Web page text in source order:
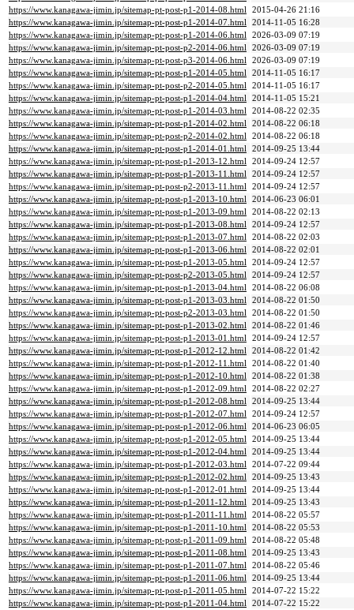
https://www.kanagawa-jimin.jp/sitemap-pt-post-p1-2014-08.html 2015-04-26 21:16
https://www.kanagawa-jimin.jp/sitemap-pt-post-p1-2014-07.html 2014-11-05 16:28
https://www.kanagawa-jimin.jp/sitemap-pt-post-p1-2014-06.html 2026-03-09 07:19
https://www.kanagawa-jimin.jp/sitemap-pt-post-p2-2014-06.html 2026-03-09 07:19
https://www.kanagawa-jimin.jp/sitemap-pt-post-p3-2014-06.html 2026-03-09 07:19
https://www.kanagawa-jimin.jp/sitemap-pt-post-p1-2014-05.html 2014-11-05 16:17
https://www.kanagawa-jimin.jp/sitemap-pt-post-p2-2014-05.html 2014-11-05 16:17
https://www.kanagawa-jimin.jp/sitemap-pt-post-p1-2014-04.html 2014-11-05 15:21
https://www.kanagawa-jimin.jp/sitemap-pt-post-p1-2014-03.html 2014-08-22 02:35
https://www.kanagawa-jimin.jp/sitemap-pt-post-p1-2014-02.html 2014-08-22 06:18
https://www.kanagawa-jimin.jp/sitemap-pt-post-p2-2014-02.html 2014-08-22 06:18
https://www.kanagawa-jimin.jp/sitemap-pt-post-p1-2014-01.html 2014-09-25 13:44
https://www.kanagawa-jimin.jp/sitemap-pt-post-p1-2013-12.html 2014-09-24 12:57
https://www.kanagawa-jimin.jp/sitemap-pt-post-p1-2013-11.html 2014-09-24 12:57
https://www.kanagawa-jimin.jp/sitemap-pt-post-p2-2013-11.html 2014-09-24 12:57
https://www.kanagawa-jimin.jp/sitemap-pt-post-p1-2013-10.html 2014-06-23 06:01
https://www.kanagawa-jimin.jp/sitemap-pt-post-p1-2013-09.html 2014-08-22 02:13
https://www.kanagawa-jimin.jp/sitemap-pt-post-p1-2013-08.html 2014-09-24 12:57
https://www.kanagawa-jimin.jp/sitemap-pt-post-p1-2013-07.html 2014-08-22 02:03
https://www.kanagawa-jimin.jp/sitemap-pt-post-p1-2013-06.html 2014-08-22 02:01
https://www.kanagawa-jimin.jp/sitemap-pt-post-p1-2013-05.html 2014-09-24 12:57
https://www.kanagawa-jimin.jp/sitemap-pt-post-p2-2013-05.html 2014-09-24 12:57
https://www.kanagawa-jimin.jp/sitemap-pt-post-p1-2013-04.html 2014-08-22 06:08
https://www.kanagawa-jimin.jp/sitemap-pt-post-p1-2013-03.html 2014-08-22 01:50
https://www.kanagawa-jimin.jp/sitemap-pt-post-p2-2013-03.html 2014-08-22 01:50
https://www.kanagawa-jimin.jp/sitemap-pt-post-p1-2013-02.html 2014-08-22 01:46
https://www.kanagawa-jimin.jp/sitemap-pt-post-p1-2013-01.html 2014-09-24 12:57
https://www.kanagawa-jimin.jp/sitemap-pt-post-p1-2012-12.html 2014-08-22 01:42
https://www.kanagawa-jimin.jp/sitemap-pt-post-p1-2012-11.html 2014-08-22 01:40
https://www.kanagawa-jimin.jp/sitemap-pt-post-p1-2012-10.html 2014-08-22 01:38
https://www.kanagawa-jimin.jp/sitemap-pt-post-p1-2012-09.html 2014-08-22 02:27
https://www.kanagawa-jimin.jp/sitemap-pt-post-p1-2012-08.html 2014-09-25 13:44
https://www.kanagawa-jimin.jp/sitemap-pt-post-p1-2012-07.html 2014-09-24 12:57
https://www.kanagawa-jimin.jp/sitemap-pt-post-p1-2012-06.html 2014-06-23 06:05
https://www.kanagawa-jimin.jp/sitemap-pt-post-p1-2012-05.html 2014-09-25 13:44
https://www.kanagawa-jimin.jp/sitemap-pt-post-p1-2012-04.html 2014-09-25 13:44
https://www.kanagawa-jimin.jp/sitemap-pt-post-p1-2012-03.html 2014-07-22 09:44
https://www.kanagawa-jimin.jp/sitemap-pt-post-p1-2012-02.html 2014-09-25 13:43
https://www.kanagawa-jimin.jp/sitemap-pt-post-p1-2012-01.html 2014-09-25 13:44
https://www.kanagawa-jimin.jp/sitemap-pt-post-p1-2011-12.html 2014-09-25 13:43
https://www.kanagawa-jimin.jp/sitemap-pt-post-p1-2011-11.html 2014-08-22 05:57
https://www.kanagawa-jimin.jp/sitemap-pt-post-p1-2011-10.html 2014-08-22 05:53
https://www.kanagawa-jimin.jp/sitemap-pt-post-p1-2011-09.html 2014-08-22 05:48
https://www.kanagawa-jimin.jp/sitemap-pt-post-p1-2011-08.html 2014-09-25 13:43
https://www.kanagawa-jimin.jp/sitemap-pt-post-p1-2011-07.html 2014-08-22 05:46
https://www.kanagawa-jimin.jp/sitemap-pt-post-p1-2011-06.html 2014-09-25 13:44
https://www.kanagawa-jimin.jp/sitemap-pt-post-p1-2011-05.html 2014-07-22 15:22
https://www.kanagawa-jimin.jp/sitemap-pt-post-p1-2011-04.html 2014-07-22 15:22